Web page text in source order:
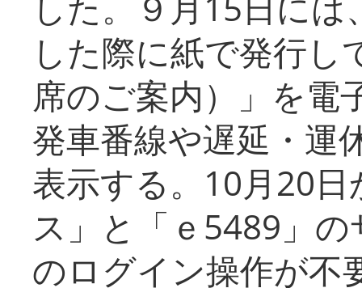
した際に紙で発行し
席のご案内）」を電
発車番線や遅延・運
表示する。10月20
ス」と「ｅ5489」
のログイン操作が不